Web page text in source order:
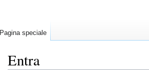
Entra
Pagina speciale